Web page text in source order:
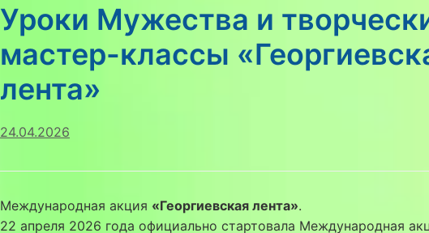
Уроки Мужества и
мастер-классы
лента»
24.04.2026
Международная акция «Георгиевская лента».
22 апреля 2026 года официально стартовала Международная